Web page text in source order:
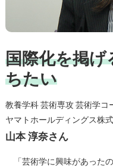
国際化を掲げ
ちたい
教養学科 芸術専攻 芸術学コ
ヤマトホールディングス株
山本 淳奈さん
「芸術学に興味があった